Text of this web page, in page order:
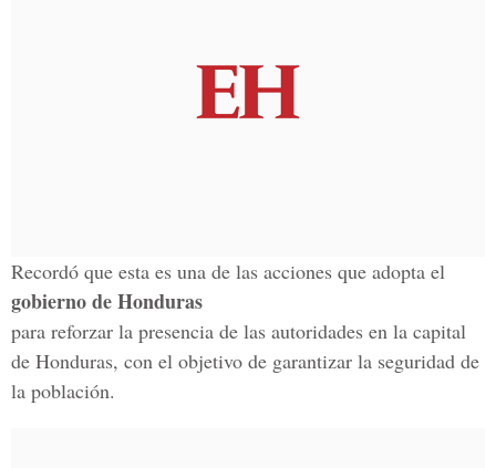
Recordó que esta es una de las acciones que adopta el
gobierno de Honduras
para reforzar la presencia de las autoridades en la capital
de Honduras, con el objetivo de garantizar la seguridad de
la población.